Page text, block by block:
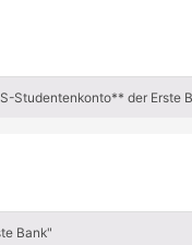
Studentenkonto** der Erste
Bank"